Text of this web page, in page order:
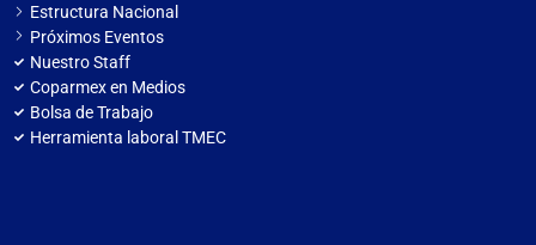
Estructura Nacional
Próximos Eventos
Nuestro Staff
Coparmex en Medios
Bolsa de Trabajo
Herramienta laboral TMEC